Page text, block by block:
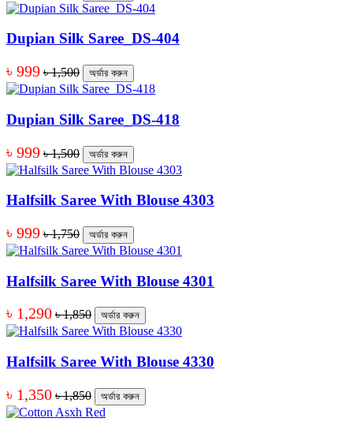
Dupian Silk Saree_DS-404
৳ 999 ৳ 1,500 অর্ডার করুন
Dupian Silk Saree_DS-418
৳ 999 ৳ 1,500 অর্ডার করুন
Halfsilk Saree With Blouse 4303
৳ 999 ৳ 1,750 অর্ডার করুন
Halfsilk Saree With Blouse 4301
৳ 1,290 ৳ 1,850 অর্ডার করুন
Halfsilk Saree With Blouse 4330
৳ 1,350 ৳ 1,850 অর্ডার করুন